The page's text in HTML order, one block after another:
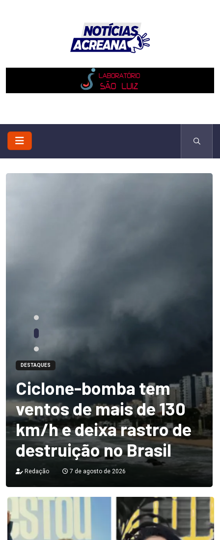
DESTAQUES
Ciclone-bomba tem
ventos de mais de 130
km/h e deixa rastro de
destruição no Brasil
Redação 7 de agosto de 2026